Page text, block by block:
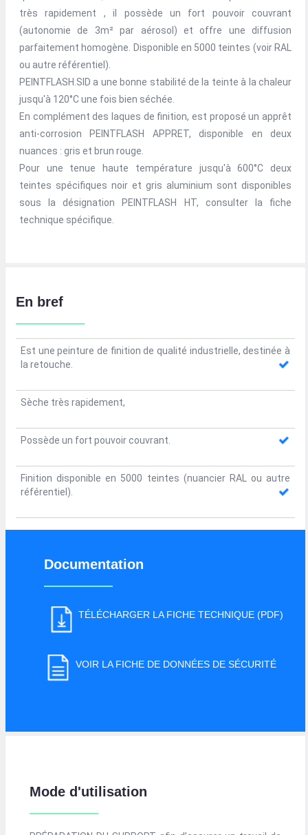
très rapidement , il possède un fort pouvoir couvrant
(autonomie de 3m² par aérosol) et offre une diffusion
parfaitement homogène. Disponible en 5000 teintes (voir RAL
ou autre référentiel).
PEINTFLASH.SID a une bonne stabilité de la teinte à la chaleur
jusqu'à 120°C une fois bien séchée.
En complément des laques de finition, est proposé un apprêt
anti-corrosion PEINTFLASH APPRET, disponible en deux
nuances : gris et brun rouge.
Pour une tenue haute température jusqu'à 600°C deux
teintes spécifiques noir et gris aluminium sont disponibles
sous la désignation PEINTFLASH HT, consulter la fiche
technique spécifique.
En bref
Est une peinture de finition de qualité industrielle, destinée à
la retouche.
Sèche très rapidement,
Possède un fort pouvoir couvrant.
Finition disponible en 5000 teintes (nuancier RAL ou autre
référentiel).
Documentation
TÉLÉCHARGER LA FICHE TECHNIQUE (PDF)
VOIR LA FICHE DE DONNÉES DE SÉCURITÉ
Mode d'utilisation